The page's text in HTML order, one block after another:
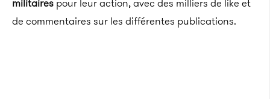
militaires pour leur action, avec des milliers de like et
de commentaires sur les différentes publications.